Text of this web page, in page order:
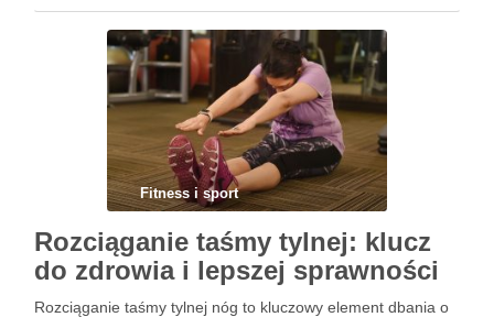
Fitness i sport
Rozciąganie taśmy tylnej: klucz
do zdrowia i lepszej sprawności
Rozciąganie taśmy tylnej nóg to kluczowy element dbania o